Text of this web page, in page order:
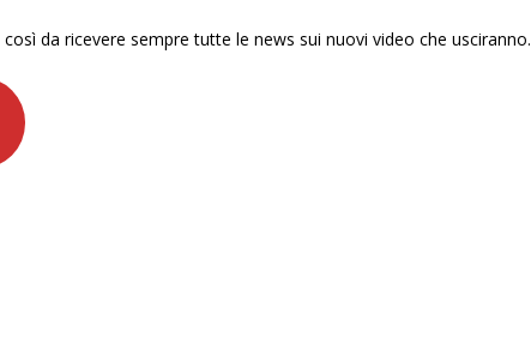
così da ricevere sempre tutte le news sui nuovi video che usciranno.